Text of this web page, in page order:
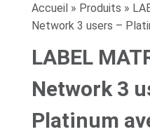
Accueil » Produits »
Network 3 users –
LABEL
Network 3
Platinum